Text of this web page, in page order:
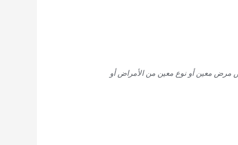
مرض معين أو نوع معين من الأمراض أو